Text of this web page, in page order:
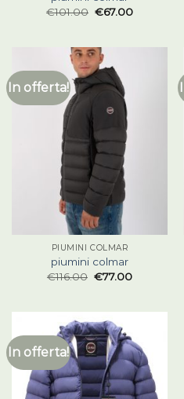
€101.00 €67.00
In offerta!
PIUMINI COLMAR
piumini colmar
€116.00 €77.00
In offerta!